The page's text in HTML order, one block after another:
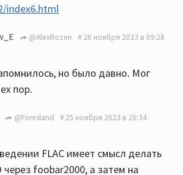
index6.html
@AlexRozen 26 ноября 2023 в 09:28
но было давно. Мог
пор.
@Foresland 25 ноября 2023 в 20:34
FLAC имеет смысл делать
через foobar2000, а затем на